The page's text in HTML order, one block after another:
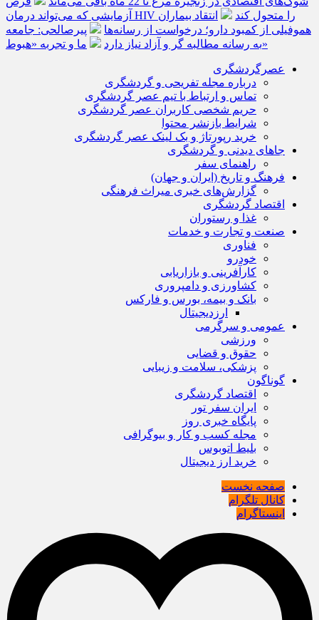
آزمایشی که می‌تواند درمان HIV را متحول کند
انتقاد بیماران
هموفیلی از کمبود دارو؛ درخواست از رسانه‌ها
پیرصالحی: جامعه
به رسانه مطالبه گر و آزاد نیاز داردما و تجربه «هبوط»
عصرگردشگری
درباره مجله تفریحی و گردشگری
تماس و ارتباط با تیم عصر گردشگری
حریم شخصی کاربران عصر گردشگری
شرایط بازنشر محتوا
خرید رپورتاژ و بک لینک عصر گردشگری
جاهای دیدنی و گردشگری
راهنمای سفر
فرهنگ و تاریخ (ایران و جهان)
گزارش‌های خبری میراث فرهنگی
اقتصاد گردشگری
غذا و رستوران
صنعت و تجارت و خدمات
فناوری
خودرو
کارآفرینی و بازاریابی
کشاورزی و دامپروری
بانک و بیمه، بورس و فارکس
ارزدیجیتال
عمومی و سرگرمی
ورزشی
حقوق و قضایی
پزشکی، سلامت و زیبایی
گوناگون
اقتصاد گردشگری
ایران سفر تور
پایگاه خبری روز
مجله کسب و کار و بیوگرافی
بلیط اتوبوس
خرید ارز دیجیتال
صفحه نخست
کانال تلگرام
اینستاگرام